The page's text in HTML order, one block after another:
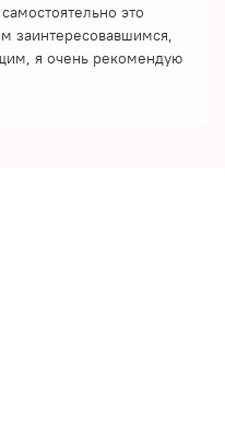
это
заинтересовавшимся,
я очень рекомендую